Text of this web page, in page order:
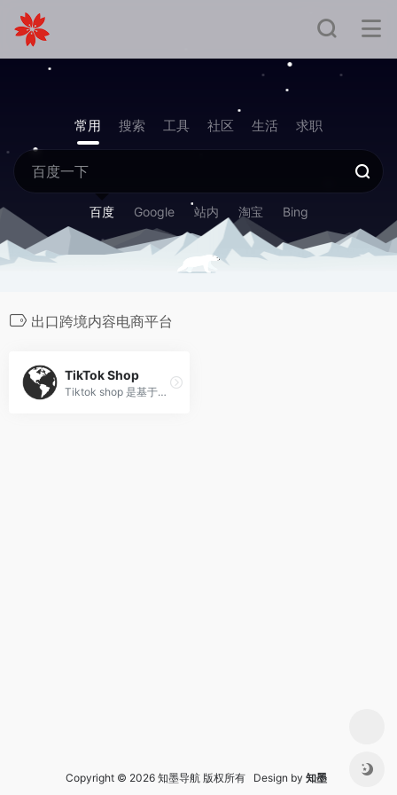
常用 搜索 工具 社区 生活 求职
百度 Google 站内 淘宝 Bing
出口跨境内容电商平台
TikTok Shop
Tiktok shop 是基于TikTok的电商业务，内容兴趣推荐技术帮助商家的商品直接触达消费者，以更沉浸、更互动的方式和消费者建立联结和信任；助力消费者发生潜在的购物兴趣
Copyright © 2026 知墨导航 版权所有 Design by 知墨